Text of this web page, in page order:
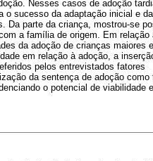
Nesses casos de adoção
sucesso da adaptação inicial e
Da parte da criança, mostrou-se
a família de origem. Em relação
da adoção de crianças maiores
em relação à adoção, a
pelos entrevistados fatores
da sentença de adoção como
o potencial de viabilidade